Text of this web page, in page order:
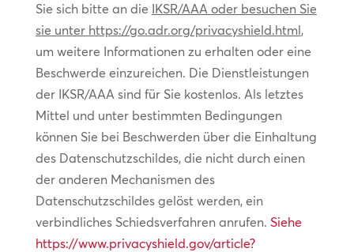
Sie sich bitte an die IKSR/AAA oder besuchen Sie
sie unter https://go.adr.org/privacyshield.html,
um weitere Informationen zu erhalten oder eine
Beschwerde einzureichen. Die Dienstleistungen
der IKSR/AAA sind für Sie kostenlos. Als letztes
Mittel und unter bestimmten Bedingungen
können Sie bei Beschwerden über die Einhaltung
des Datenschutzschildes, die nicht durch einen
der anderen Mechanismen des
Datenschutzschildes gelöst werden, ein
verbindliches Schiedsverfahren anrufen. Siehe
https://www.privacyshield.gov/article?